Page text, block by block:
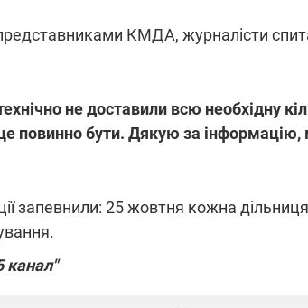
КМДА, журналісти
не доставили всю необхідну
повинно бути. Дякую за інформацію,
запевнили: 25 жовтня кожна
канал"